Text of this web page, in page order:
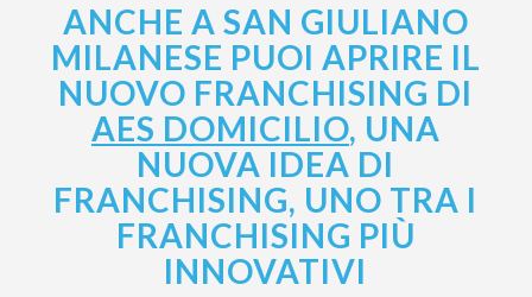
ANCHE A SAN GIULIANO
MILANESE PUOI APRIRE IL
NUOVO FRANCHISING DI
AES DOMICILIO, UNA
NUOVA IDEA DI
FRANCHISING, UNO TRA I
FRANCHISING PIÙ
INNOVATIVI